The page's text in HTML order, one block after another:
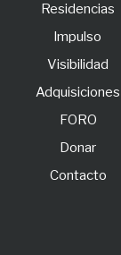
Residencias
lmpulso
Visibilidad
Adquisiciones
FORO
Donar
Contacto